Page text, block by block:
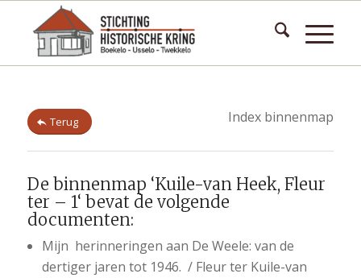
Terug Index binnenmap
De binnenmap ‘Kuile-van Heek, Fleur
ter – 1‘ bevat de volgende
documenten:
Mijn herinneringen aan De Weele: van de
dertiger jaren tot 1946. / Fleur ter Kuile-van